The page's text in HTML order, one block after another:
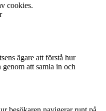
cookies.
ägare att förstå hur
att samla in och